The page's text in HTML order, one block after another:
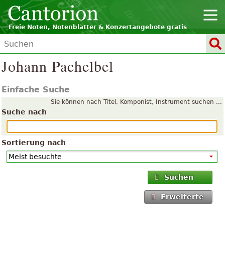
Freie Noten, Notenblätter & Konzertangebote gratis
Johann Pachelbel
Einfache Suche
Sie können nach Titel, Komponist, Instrument suchen ...
Suche nach
Sortierung nach
Suchen
Erweiterte